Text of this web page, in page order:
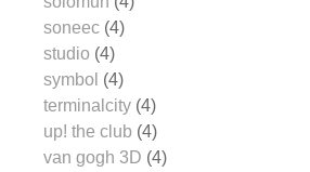
soneec (4)
studio (4)
symbol (4)
terminalcity (4)
up! the club (4)
van gogh 3D (4)